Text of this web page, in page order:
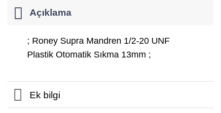
Açıklama
; Roney Supra Mandren 1/2-20 UNF
Plastik Otomatik Sıkma 13mm ;
Ek bilgi